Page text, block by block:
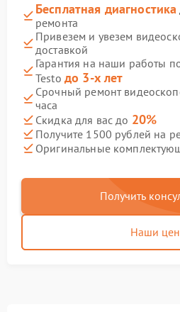
Бесплатная диагностика
ремонта
Привезем и увезем
доставкой
Гарантия на наши работы
Testo до 3-х лет
Срочный ремонт
часа
Скидка для вас до 20%
Получите 1500 рублей на
Оригинальные
Получить
Наши